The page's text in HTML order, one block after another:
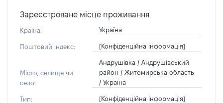
Зареєстроване місце проживання
Країна: Україна
Поштовий індекс: [Конфіденційна інформація]
Місто, селище чи
село:
Андрушівка / Андрушівський
район / Житомирська область
/ Україна
Тип: [Конфіденційна інформація]